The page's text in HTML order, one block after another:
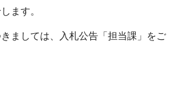
ます。
きましては、入札公告「担当課」をご